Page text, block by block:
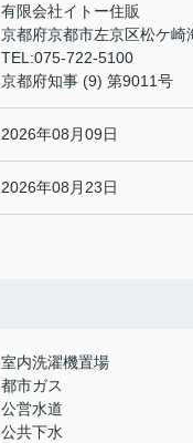
有限会社イトー住販
京都府京都市左京区松ケ崎
TEL:075-722-5100
京都府知事 (9) 第9011号
2026年08月09日
2026年08月23日
室内洗濯機置場
都市ガス
公営水道
公共下水